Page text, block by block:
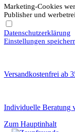
Marketing-Cookies
Publisher und
Datenschutzerklärung
Einstellungen
Versandkostenfrei ab
Individuelle Beratung
Zum Hauptinhalt